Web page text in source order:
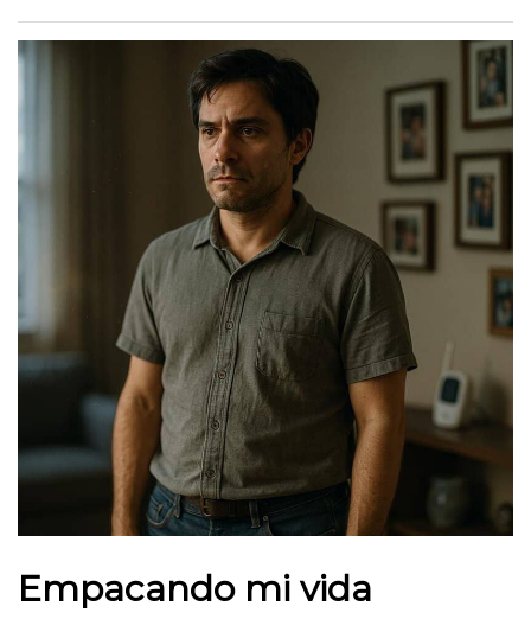
Empacando mi vida